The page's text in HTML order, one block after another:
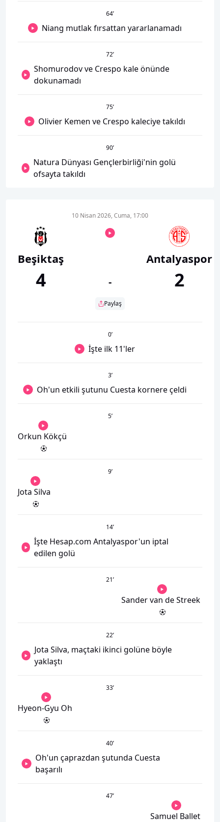
64’
Niang mutlak fırsattan yararlanamadı
72’
Shomurodov ve Crespo kale önünde
dokunamadı
75’
Olivier Kemen ve Crespo kaleciye takıldı
90’
Natura Dünyası Gençlerbirliği'nin golü
ofsayta takıldı
Beşiktaş
4
10 Nisan 2026, Cuma, 17:00
-
Paylaş
Antalyaspor
2
0’
İşte ilk 11'ler
3’
Oh'un etkili şutunu Cuesta kornere çeldi
5’
Orkun Kökçü
9’
Jota Silva
14’
İşte Hesap.com Antalyaspor'un iptal
edilen golü
21’
Sander van de Streek
22’
Jota Silva, maçtaki ikinci golüne böyle
yaklaştı
33’
Hyeon-Gyu Oh
40’
Oh'un çaprazdan şutunda Cuesta
başarılı
47’
Samuel Ballet